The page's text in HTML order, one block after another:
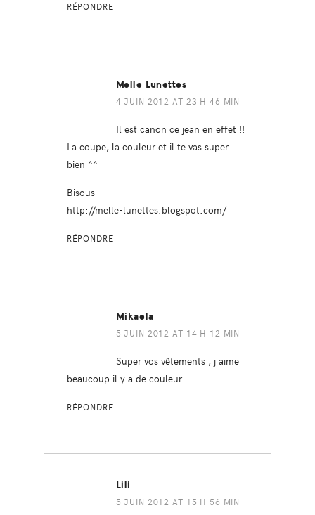
RÉPONDRE
Melle Lunettes
4 JUIN 2012 AT 23 H 46 MIN
Il est canon ce jean en effet !!
La coupe, la couleur et il te vas super
bien ^^
Bisous
http://melle-lunettes.blogspot.com/
RÉPONDRE
Mikaela
5 JUIN 2012 AT 14 H 12 MIN
Super vos vêtements , j aime
beaucoup il y a de couleur
RÉPONDRE
Lili
5 JUIN 2012 AT 15 H 56 MIN